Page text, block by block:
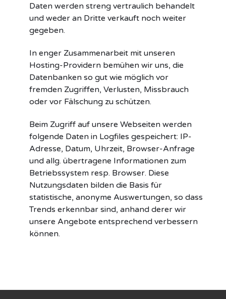
Daten werden streng vertraulich behandelt
und weder an Dritte verkauft noch weiter
gegeben.
In enger Zusammenarbeit mit unseren
Hosting-Providern bemühen wir uns, die
Datenbanken so gut wie möglich vor
fremden Zugriffen, Verlusten, Missbrauch
oder vor Fälschung zu schützen.
Beim Zugriff auf unsere Webseiten werden
folgende Daten in Logfiles gespeichert: IP-
Adresse, Datum, Uhrzeit, Browser-Anfrage
und allg. übertragene Informationen zum
Betriebssystem resp. Browser. Diese
Nutzungsdaten bilden die Basis für
statistische, anonyme Auswertungen, so dass
Trends erkennbar sind, anhand derer wir
unsere Angebote entsprechend verbessern
können.